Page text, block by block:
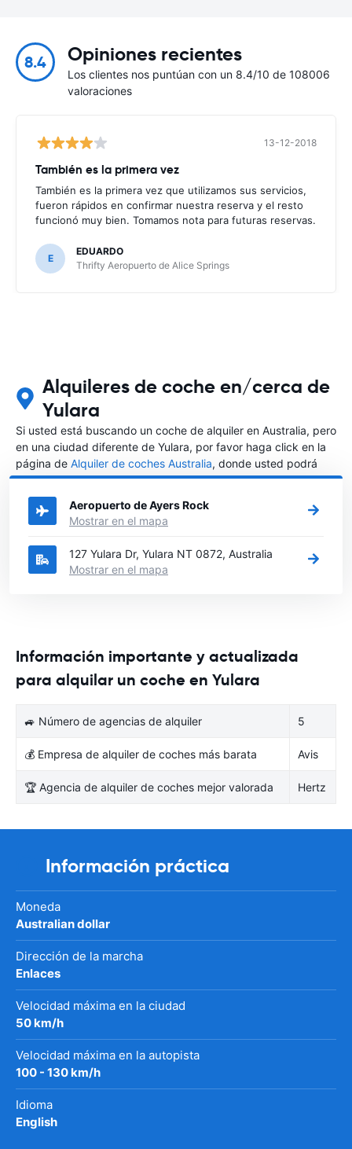
8.4 Opiniones recientes
Los clientes nos puntúan con un 8.4/10 de 108006
valoraciones
13-12-2018
También es la primera vez
También es la primera vez que utilizamos sus servicios,
fueron rápidos en confirmar nuestra reserva y el resto
funcionó muy bien. Tomamos nota para futuras reservas.
E
EDUARDO
Thrifty Aeropuerto de Alice Springs
Alquileres de coche en/cerca de
Yulara
Si usted está buscando un coche de alquiler en Australia, pero
en una ciudad diferente de Yulara, por favor haga click en la
página de Alquiler de coches Australia, donde usted podrá
elegir en qué ciudad de Australia desea alquilar un coche.
Aeropuerto de Ayers Rock
Mostrar en el mapa
127 Yulara Dr, Yulara NT 0872, Australia
Mostrar en el mapa
Información importante y actualizada
para alquilar un coche en Yulara
🚙 Número de agencias de alquiler 5
💰 Empresa de alquiler de coches más barata Avis
🏆 Agencia de alquiler de coches mejor valorada Hertz
Información práctica
Moneda
Australian dollar
Dirección de la marcha
Enlaces
Velocidad máxima en la ciudad
50 km/h
Velocidad máxima en la autopista
100 - 130 km/h
Idioma
English